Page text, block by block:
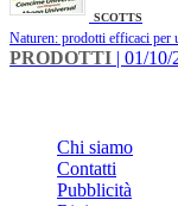
SCOTTS
Naturen: prodotti efficaci per
PRODOTTI | 01/
Chi siamo
Contatti
Pubblicità